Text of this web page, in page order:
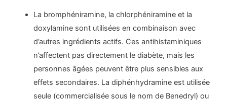
La bromphéniramine, la chlorphéniramine et la
doxylamine sont utilisées en combinaison avec
d’autres ingrédients actifs. Ces antihistaminiques
n’affectent pas directement le diabète, mais les
personnes âgées peuvent être plus sensibles aux
effets secondaires. La diphénhydramine est utilisée
seule (commercialisée sous le nom de Benedryl) ou